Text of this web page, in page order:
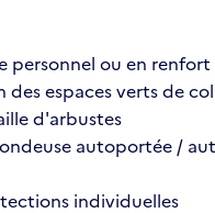
personnel ou en
espaces verts de
d'arbustes
autoportée /
individuelles